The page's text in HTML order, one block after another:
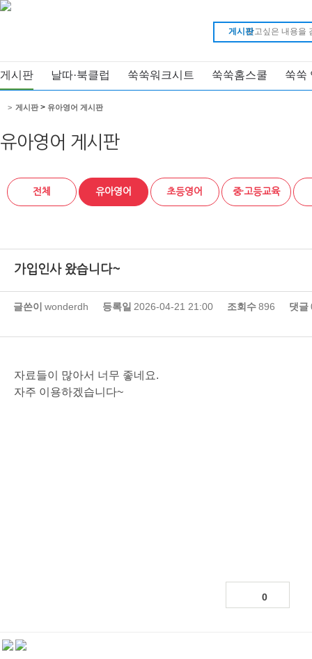
게시판
게시판 날따·북클럽 쑥쑥워크시트 쑥쑥홈스쿨 쑥쑥
유아영어 게시판
> 게시판> 유아영어 게시판
전체 유아영어 초등영어 중·고등교육
가입인사 왔습니다~
글쓴이 wonderdh 등록일 2026-04-21 21:00 조회수896 댓글
자료들이 많아서 너무 좋네요.
자주 이용하겠습니다~
0